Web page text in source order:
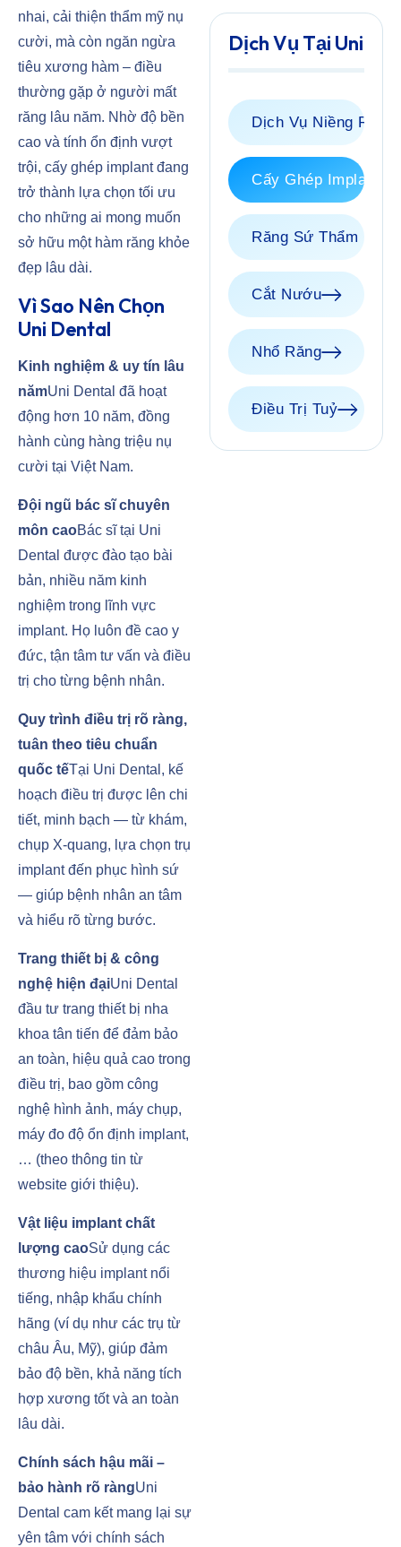
Dịch Vụ Tại Uni
Dịch Vụ Niềng Răng
Cấy Ghép Implant
Răng Sứ Thẩm Mỹ
Cắt Nướu
Nhổ Răng
Điều Trị Tuỷ
nhai, cải thiện thẩm mỹ nụ
cười, mà còn ngăn ngừa
tiêu xương hàm – điều
thường gặp ở người mất
răng lâu năm. Nhờ độ bền
cao và tính ổn định vượt
trội, cấy ghép implant đang
trở thành lựa chọn tối ưu
cho những ai mong muốn
sở hữu một hàm răng khỏe
đẹp lâu dài.
Vì Sao Nên Chọn
Uni Dental
Kinh nghiệm & uy tín lâu
nămUni Dental đã hoạt
động hơn 10 năm, đồng
hành cùng hàng triệu nụ
cười tại Việt Nam.
Đội ngũ bác sĩ chuyên
môn caoBác sĩ tại Uni
Dental được đào tạo bài
bản, nhiều năm kinh
nghiệm trong lĩnh vực
implant. Họ luôn đề cao y
đức, tận tâm tư vấn và điều
trị cho từng bệnh nhân.
Quy trình điều trị rõ ràng,
tuân theo tiêu chuẩn
quốc tếTại Uni Dental, kế
hoạch điều trị được lên chi
tiết, minh bạch — từ khám,
chụp X-quang, lựa chọn trụ
implant đến phục hình sứ
— giúp bệnh nhân an tâm
và hiểu rõ từng bước.
Trang thiết bị & công
nghệ hiện đạiUni Dental
đầu tư trang thiết bị nha
khoa tân tiến để đảm bảo
an toàn, hiệu quả cao trong
điều trị, bao gồm công
nghệ hình ảnh, máy chụp,
máy đo độ ổn định implant,
… (theo thông tin từ
website giới thiệu).
Vật liệu implant chất
lượng caoSử dụng các
thương hiệu implant nổi
tiếng, nhập khẩu chính
hãng (ví dụ như các trụ từ
châu Âu, Mỹ), giúp đảm
bảo độ bền, khả năng tích
hợp xương tốt và an toàn
lâu dài.
Chính sách hậu mãi –
bảo hành rõ ràngUni
Dental cam kết mang lại sự
yên tâm với chính sách